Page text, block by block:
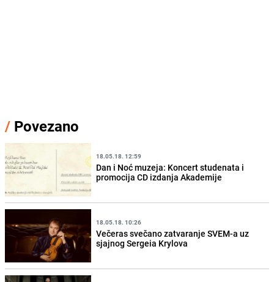
/ Povezano
18.05.18. 12:59
Dan i Noć muzeja: Koncert studenata i
promocija CD izdanja Akademije
18.05.18. 10:26
Večeras svečano zatvaranje SVEM-a uz
sjajnog Sergeia Krylova